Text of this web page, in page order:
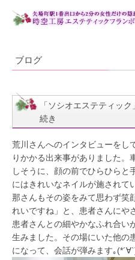
ブログ
「ソシオエステティッ
続き
荒川さんへのインタビューをし
りかかる出来事がありました。
しそうに、顔の前でひらひらと
にはきれいなネイルが施されて
那さんもその姿をみて思わず笑
れいですね」と、患者さんにや
患者さんとの細やかなふれ合い
生みました。その場にいた他の
になって、会話が弾みます｡